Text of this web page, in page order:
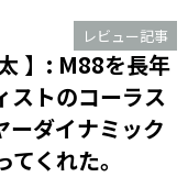
レビュー記事
】: M88を長年
ストのコーラス
ーダイナミック
くれた。